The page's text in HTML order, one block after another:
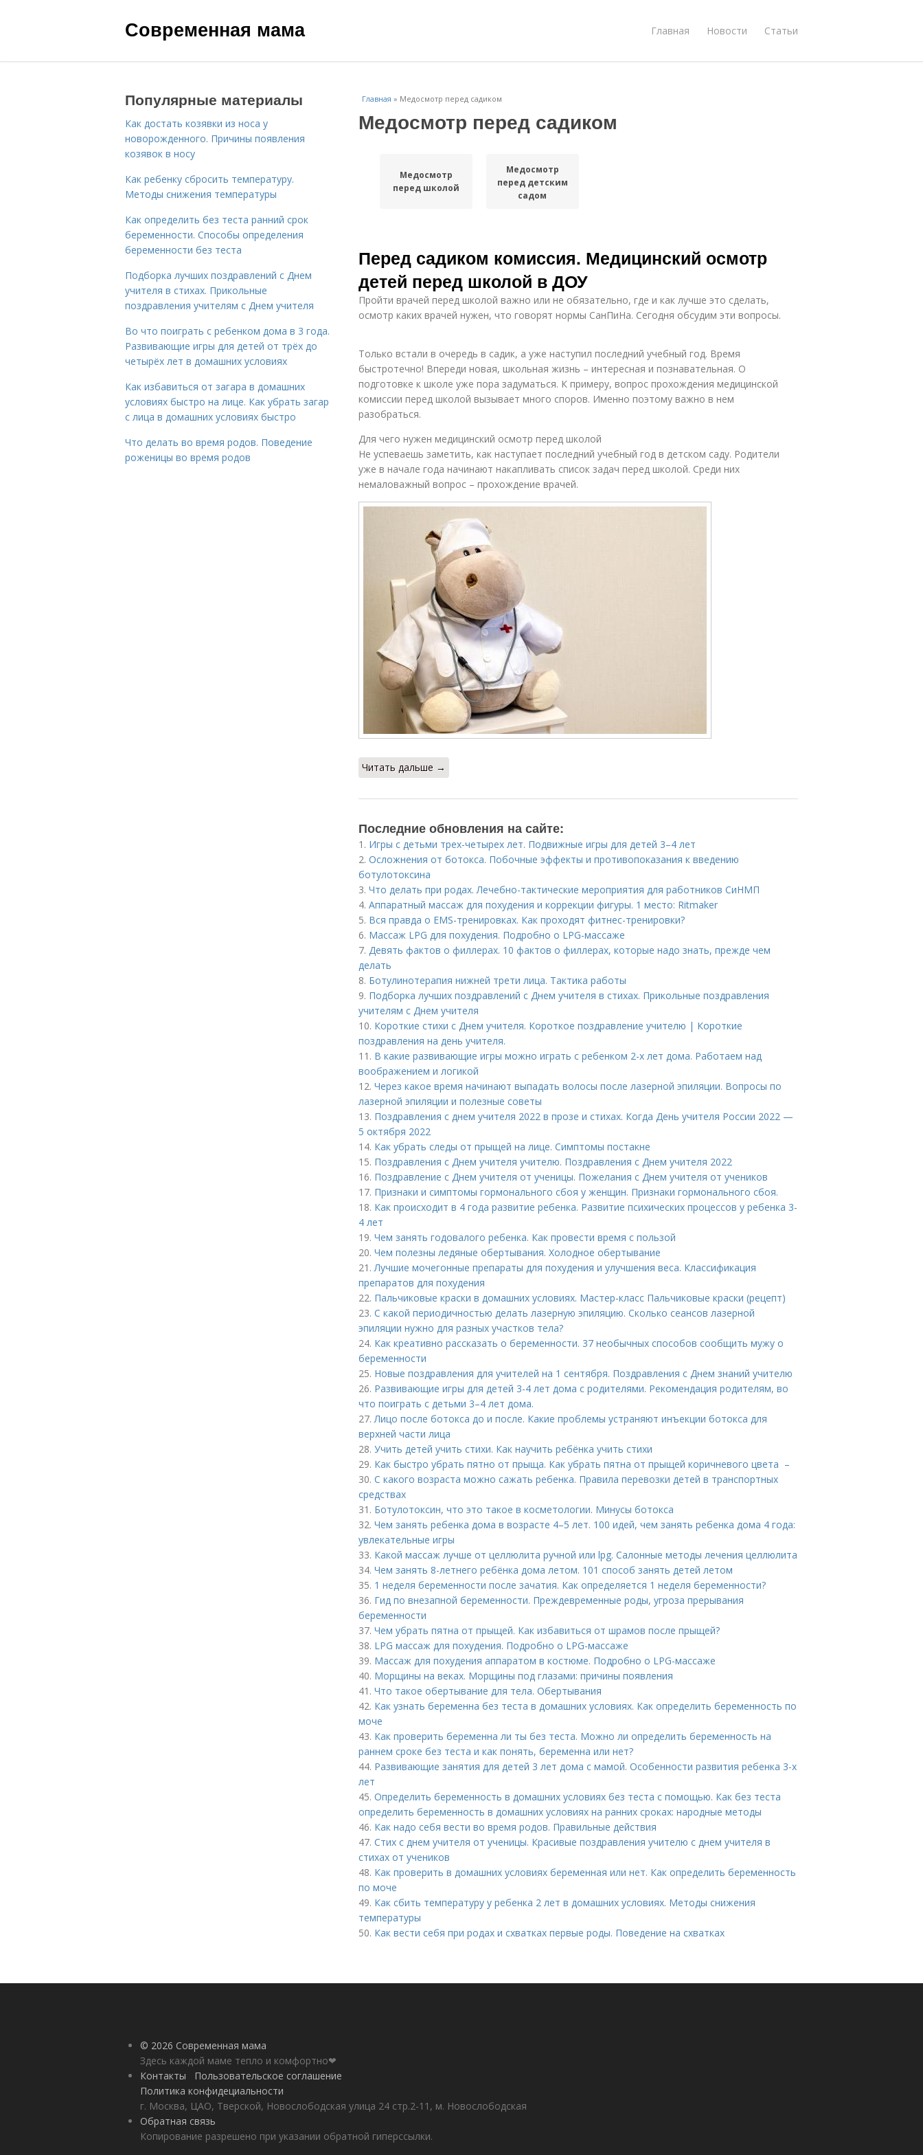
Современная мама Главная Новости Статьи
Главная » Медосмотр перед садиком
Медосмотр перед садиком
Медосмотр
перед школой
Медосмотр
перед детским
садом
Перед садиком комиссия. Медицинский осмотр
детей перед школой в ДОУ
Пройти врачей перед школой важно или не обязательно, где и как лучше это сделать,
осмотр каких врачей нужен, что говорят нормы СанПиНа. Сегодня обсудим эти вопросы.
Только встали в очередь в садик, а уже наступил последний учебный год. Время
быстротечно! Впереди новая, школьная жизнь – интересная и познавательная. О
подготовке к школе уже пора задуматься. К примеру, вопрос прохождения медицинской
комиссии перед школой вызывает много споров. Именно поэтому важно в нем
разобраться.
Для чего нужен медицинский осмотр перед школой
Не успеваешь заметить, как наступает последний учебный год в детском саду. Родители
уже в начале года начинают накапливать список задач перед школой. Среди них
немаловажный вопрос – прохождение врачей.
Читать дальше →
Последние обновления на сайте:
1. Игры с детьми трех-четырех лет. Подвижные игры для детей 3–4 лет
2. Осложнения от ботокса. Побочные эффекты и противопоказания к введению
ботулотоксина
3. Что делать при родах. Лечебно-тактические мероприятия для работников СиНМП
4. Аппаратный массаж для похудения и коррекции фигуры. 1 место: Ritmaker
5. Вся правда о EMS-тренировках. Как проходят фитнес-тренировки?
6. Массаж LPG для похудения. Подробно о LPG-массаже
7. Девять фактов о филлерах. 10 фактов о филлерах, которые надо знать, прежде чем
делать
8. Ботулинотерапия нижней трети лица. Тактика работы
9. Подборка лучших поздравлений с Днем учителя в стихах. Прикольные поздравления
учителям с Днем учителя
10. Короткие стихи с Днем учителя. Короткое поздравление учителю | Короткие
поздравления на день учителя.
11. В какие развивающие игры можно играть с ребенком 2-х лет дома. Работаем над
воображением и логикой
12. Через какое время начинают выпадать волосы после лазерной эпиляции. Вопросы по
лазерной эпиляции и полезные советы
13. Поздравления с днем учителя 2022 в прозе и стихах. Когда День учителя России 2022 —
5 октября 2022
14. Как убрать следы от прыщей на лице. Симптомы постакне
15. Поздравления с Днем учителя учителю. Поздравления с Днем учителя 2022
16. Поздравление с Днем учителя от ученицы. Пожелания с Днем учителя от учеников
17. Признаки и симптомы гормонального сбоя у женщин. Признаки гормонального сбоя.
18. Как происходит в 4 года развитие ребенка. Развитие психических процессов у ребенка 3-
4 лет
19. Чем занять годовалого ребенка. Как провести время с пользой
20. Чем полезны ледяные обертывания. Холодное обертывание
21.Лучшие мочегонные препараты для похудения и улучшения веса. Классификация
препаратов для похудения
22. Пальчиковые краски в домашних условиях. Мастер-класс Пальчиковые краски (рецепт)
23. С какой периодичностью делать лазерную эпиляцию. Сколько сеансов лазерной
эпиляции нужно для разных участков тела?
24. Как креативно рассказать о беременности. 37 необычных способов сообщить мужу о
беременности
25. Новые поздравления для учителей на 1 сентября. Поздравления с Днем знаний учителю
26. Развивающие игры для детей 3-4 лет дома с родителями. Рекомендация родителям, во
что поиграть с детьми 3–4 лет дома.
27.Лицо после ботокса до и после. Какие проблемы устраняют инъекции ботокса для
верхней части лица
28. Учить детей учить стихи. Как научить ребёнка учить стихи
29. Как быстро убрать пятно от прыща. Как убрать пятна от прыщей коричневого цвета –
30. С какого возраста можно сажать ребенка. Правила перевозки детей в транспортных
средствах
31. Ботулотоксин, что это такое в косметологии. Минусы ботокса
32. Чем занять ребенка дома в возрасте 4–5 лет. 100 идей, чем занять ребенка дома 4 года:
увлекательные игры
33. Какой массаж лучше от целлюлита ручной или lpg. Салонные методы лечения целлюлита
34. Чем занять 8-летнего ребёнка дома летом. 101 способ занять детей летом
35. 1 неделя беременности после зачатия. Как определяется 1 неделя беременности?
36. Гид по внезапной беременности. Преждевременные роды, угроза прерывания
беременности
37. Чем убрать пятна от прыщей. Как избавиться от шрамов после прыщей?
38. LPG массаж для похудения. Подробно о LPG-массаже
39. Массаж для похудения аппаратом в костюме. Подробно о LPG-массаже
40. Морщины на веках. Морщины под глазами: причины появления
41. Что такое обертывание для тела. Обертывания
42. Как узнать беременна без теста в домашних условиях. Как определить беременность по
моче
43. Как проверить беременна ли ты без теста. Можно ли определить беременность на
раннем сроке без теста и как понять, беременна или нет?
44. Развивающие занятия для детей 3 лет дома с мамой. Особенности развития ребенка 3-х
лет
45. Определить беременность в домашних условиях без теста с помощью. Как без теста
определить беременность в домашних условиях на ранних сроках: народные методы
46. Как надо себя вести во время родов. Правильные действия
47. Стих с днем учителя от ученицы. Красивые поздравления учителю с днем учителя в
стихах от учеников
48. Как проверить в домашних условиях беременная или нет. Как определить беременность
по моче
49. Как сбить температуру у ребенка 2 лет в домашних условиях. Методы снижения
температуры
50. Как вести себя при родах и схватках первые роды. Поведение на схватках
Популярные материалы
Как достать козявки из носа у
новорожденного. Причины появления
козявок в носу
Как ребенку сбросить температуру.
Методы снижения температуры
Как определить без теста ранний срок
беременности. Способы определения
беременности без теста
Подборка лучших поздравлений с Днем
учителя в стихах. Прикольные
поздравления учителям с Днем учителя
Во что поиграть с ребенком дома в 3 года.
Развивающие игры для детей от трёх до
четырёх лет в домашних условиях
Как избавиться от загара в домашних
условиях быстро на лице. Как убрать загар
с лица в домашних условиях быстро
Что делать во время родов. Поведение
роженицы во время родов
© 2026 Современная мама
Здесь каждой маме тепло и комфортно❤
Контакты
Пользовательское соглашение
Политика конфидециальности
г. Москва, ЦАО, Тверской, Новослободская улица 24 стр.2-11, м. Новослободская
Обратная связь
Копирование разрешено при указании обратной гиперссылки.